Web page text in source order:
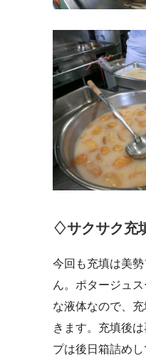
♢サクサク充
今回も充填は美
ん。ポタージュ
な液体なので、
きます。充填後
プは後日箱詰め